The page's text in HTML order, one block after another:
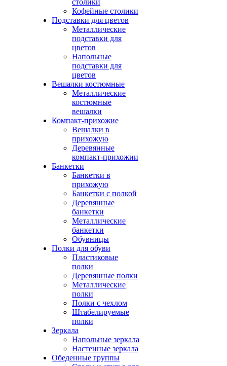
столики
Кофейные столики
Подставки для цветов
Металлические
подставки для
цветов
Напольные
подставки для
цветов
Вешалки костюмные
Металлические
костюмные
вешалки
Компакт-прихожие
Вешалки в
прихожую
Деревянные
компакт-прихожии
Банкетки
Банкетки в
прихожую
Банкетки с полкой
Деревянные
банкетки
Металлические
банкетки
Обувницы
Полки для обуви
Пластиковые
полки
Деревянные полки
Металлические
полки
Полки с чехлом
Штабелируемые
полки
Зеркала
Напольные зеркала
Настенные зеркала
Обеденные группы